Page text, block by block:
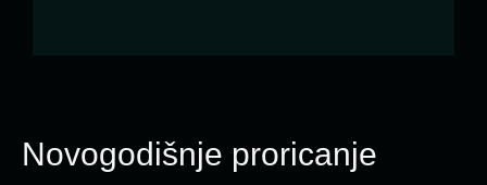
Novogodišnje proricanje